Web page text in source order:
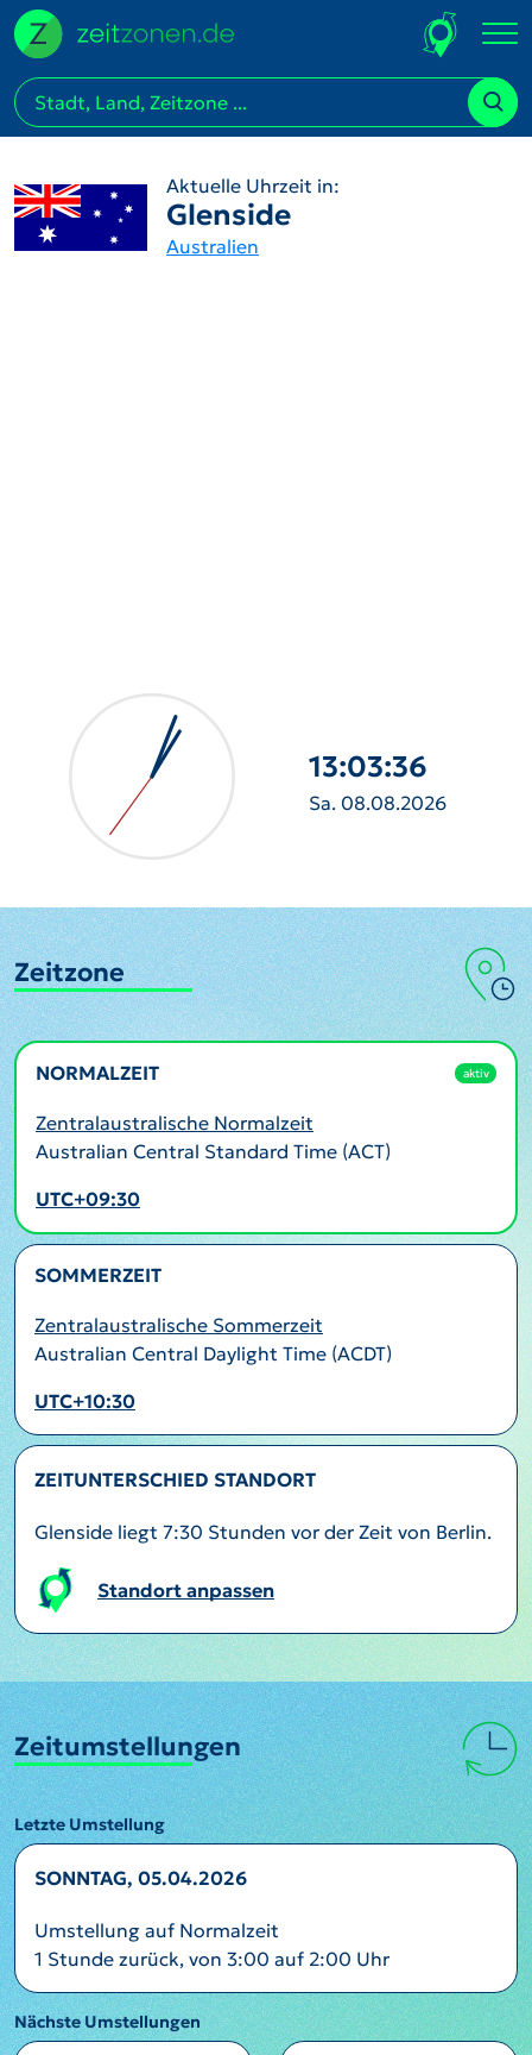
Aktuelle Uhrzeit in:
Glenside
Australien
13:03:38
Sa. 08.08.2026
Zeitzone
NORMALZEIT aktiv
Zentralaustralische Normalzeit
Australian Central Standard Time (ACT)
UTC+09:30
SOMMERZEIT
Zentralaustralische Sommerzeit
Australian Central Daylight Time (ACDT)
UTC+10:30
ZEITUNTERSCHIED STANDORT
Glenside liegt 7:30 Stunden vor der Zeit von Berlin.
Standort anpassen
Zeitumstellungen
Letzte Umstellung
SONNTAG, 05.04.2026
Umstellung auf Normalzeit
1 Stunde zurück, von 3:00 auf 2:00 Uhr
Nächste Umstellungen